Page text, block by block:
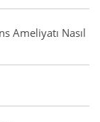
Ameliyatı Nasıl